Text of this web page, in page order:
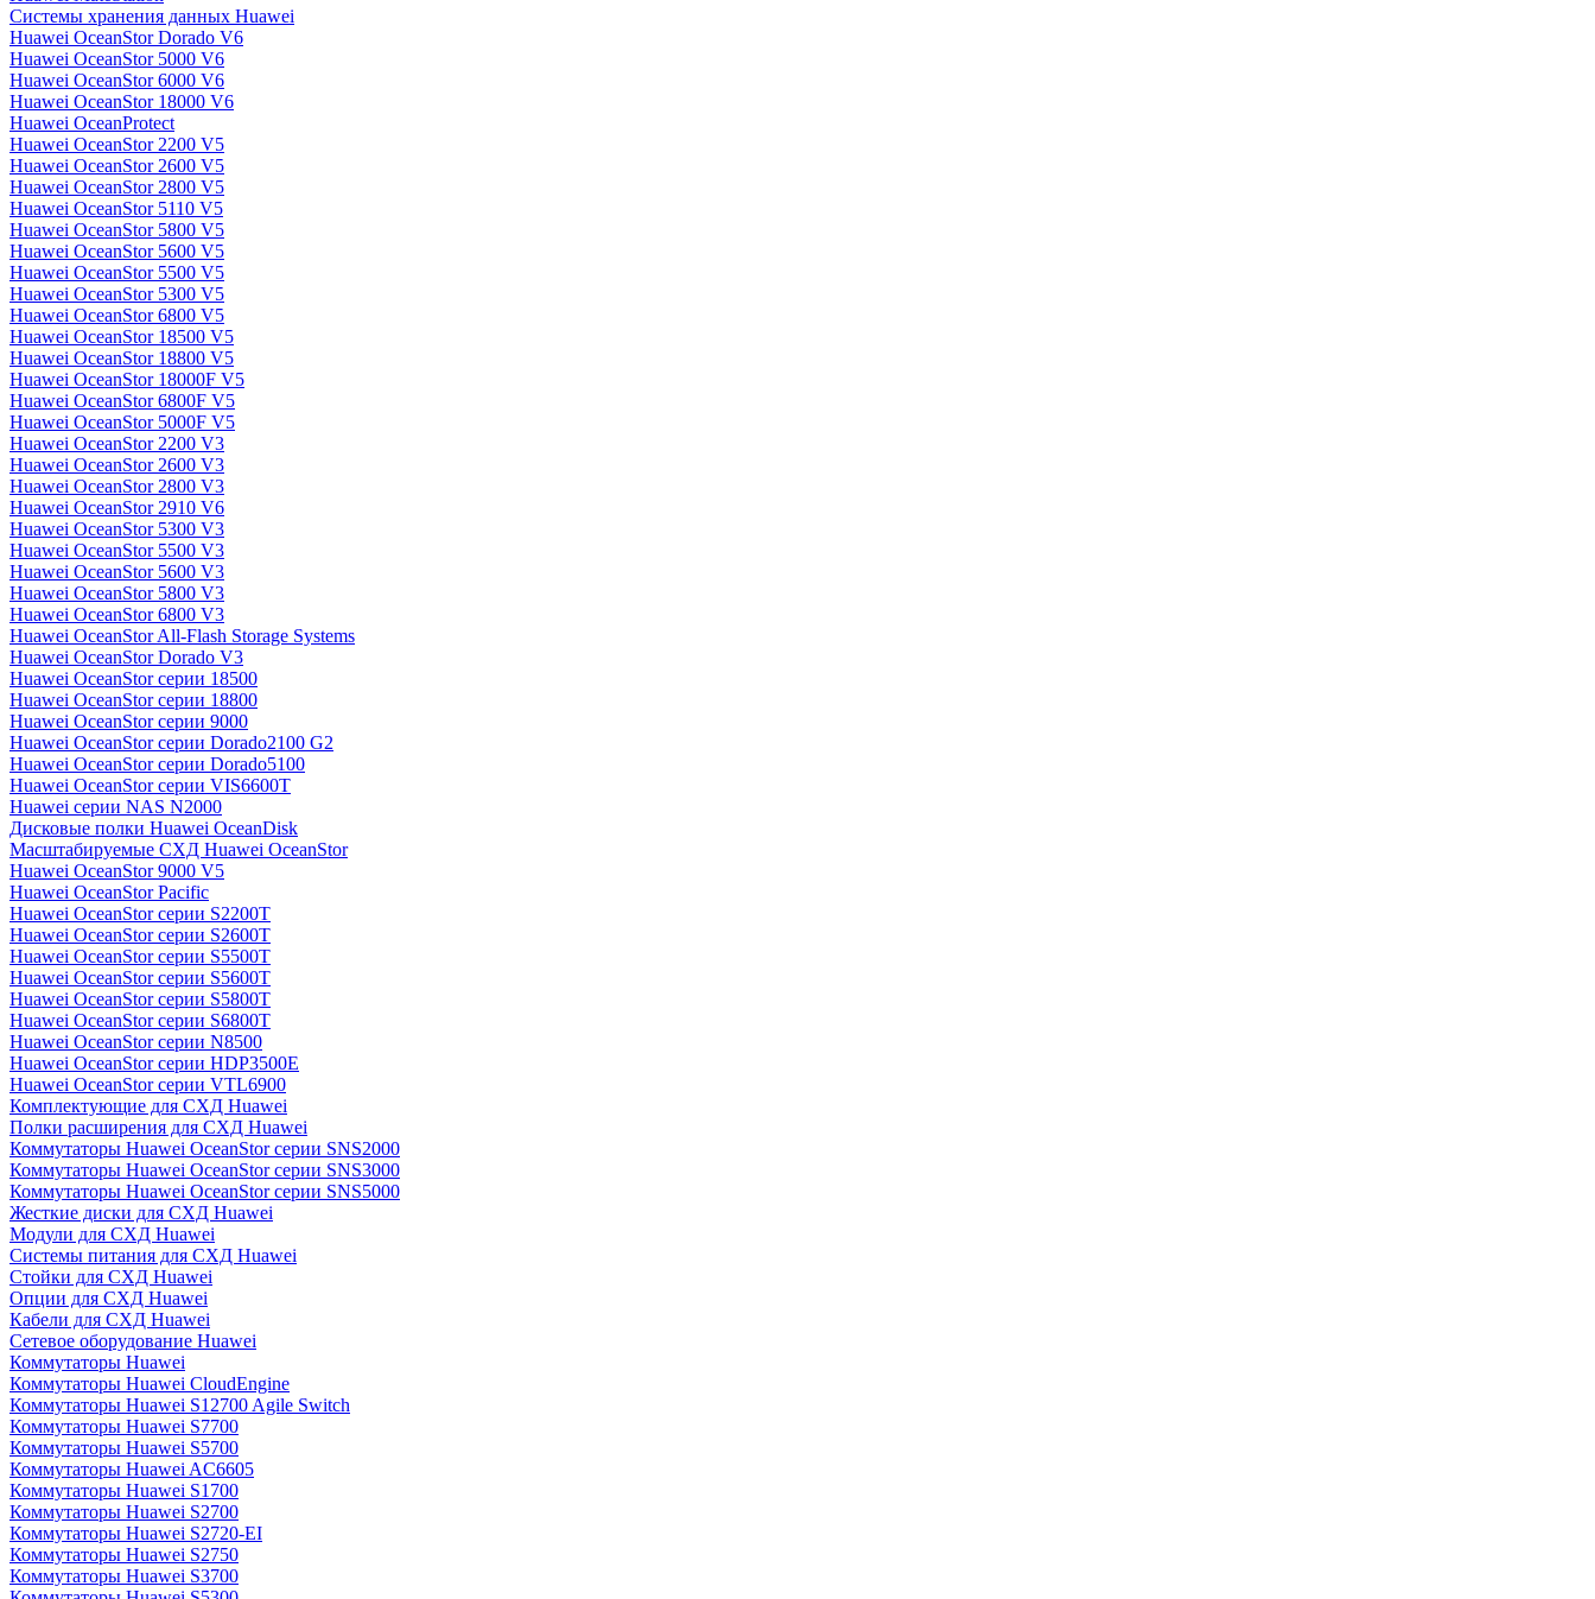
Системы хранения данных Huawei
Huawei OceanStor Dorado V6
Huawei OceanStor 5000 V6
Huawei OceanStor 6000 V6
Huawei OceanStor 18000 V6
Huawei OceanProtect
Huawei OceanStor 2200 V5
Huawei OceanStor 2600 V5
Huawei OceanStor 2800 V5
Huawei OceanStor 5110 V5
Huawei OceanStor 5800 V5
Huawei OceanStor 5600 V5
Huawei OceanStor 5500 V5
Huawei OceanStor 5300 V5
Huawei OceanStor 6800 V5
Huawei OceanStor 18500 V5
Huawei OceanStor 18800 V5
Huawei OceanStor 18000F V5
Huawei OceanStor 6800F V5
Huawei OceanStor 5000F V5
Huawei OceanStor 2200 V3
Huawei OceanStor 2600 V3
Huawei OceanStor 2800 V3
Huawei OceanStor 2910 V6
Huawei OceanStor 5300 V3
Huawei OceanStor 5500 V3
Huawei OceanStor 5600 V3
Huawei OceanStor 5800 V3
Huawei OceanStor 6800 V3
Huawei OceanStor All-Flash Storage Systems
Huawei OceanStor Dorado V3
Huawei OceanStor серии 18500
Huawei OceanStor серии 18800
Huawei OceanStor серии 9000
Huawei OceanStor серии Dorado2100 G2
Huawei OceanStor серии Dorado5100
Huawei OceanStor серии VIS6600T
Huawei серии NAS N2000
Дисковые полки Huawei OceanDisk
Масштабируемые СХД Huawei OceanStor
Huawei OceanStor 9000 V5
Huawei OceanStor Pacific
Huawei OceanStor серии S2200T
Huawei OceanStor серии S2600T
Huawei OceanStor серии S5500T
Huawei OceanStor серии S5600T
Huawei OceanStor серии S5800T
Huawei OceanStor серии S6800T
Huawei OceanStor серии N8500
Huawei OceanStor серии HDP3500E
Huawei OceanStor серии VTL6900
Комплектующие для СХД Huawei
Полки расширения для СХД Huawei
Коммутаторы Huawei OceanStor серии SNS2000
Коммутаторы Huawei OceanStor серии SNS3000
Коммутаторы Huawei OceanStor серии SNS5000
Жесткие диски для СХД Huawei
Модули для СХД Huawei
Системы питания для СХД Huawei
Стойки для СХД Huawei
Опции для СХД Huawei
Кабели для СХД Huawei
Сетевое оборудование Huawei
Коммутаторы Huawei
Коммутаторы Huawei CloudEngine
Коммутаторы Huawei S12700 Agile Switch
Коммутаторы Huawei S7700
Коммутаторы Huawei S5700
Коммутаторы Huawei AC6605
Коммутаторы Huawei S1700
Коммутаторы Huawei S2700
Коммутаторы Huawei S2720-EI
Коммутаторы Huawei S2750
Коммутаторы Huawei S3700